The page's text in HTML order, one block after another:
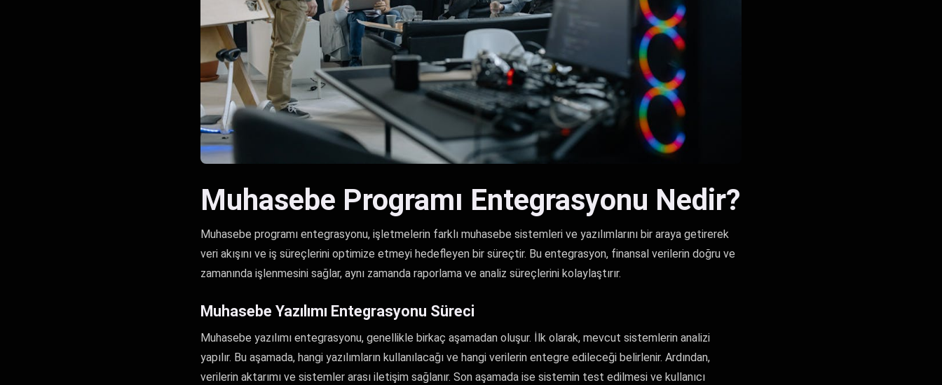
Muhasebe Programı Entegrasyonu Nedir?
Muhasebe programı entegrasyonu, işletmelerin farklı muhasebe sistemleri ve yazılımlarını bir araya getirerek
veri akışını ve iş süreçlerini optimize etmeyi hedefleyen bir süreçtir. Bu entegrasyon, finansal verilerin doğru ve
zamanında işlenmesini sağlar, aynı zamanda raporlama ve analiz süreçlerini kolaylaştırır.
Muhasebe Yazılımı Entegrasyonu Süreci
Muhasebe yazılımı entegrasyonu, genellikle birkaç aşamadan oluşur. İlk olarak, mevcut sistemlerin analizi
yapılır. Bu aşamada, hangi yazılımların kullanılacağı ve hangi verilerin entegre edileceği belirlenir. Ardından,
verilerin aktarımı ve sistemler arası iletişim sağlanır. Son aşamada ise sistemin test edilmesi ve kullanıcı